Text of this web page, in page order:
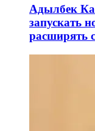
Адылбек
запускать
расширять